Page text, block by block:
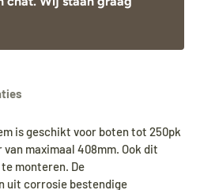
is geschikt voor boten tot 250pk
maximaal 408mm. Ook dit
monteren. De
uit corrosie bestendige